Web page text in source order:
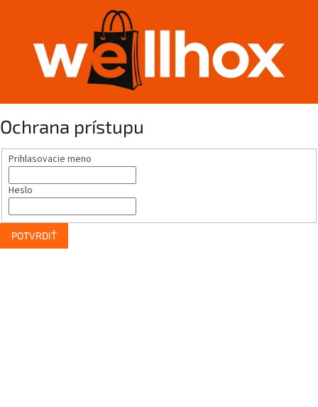
Ochrana prístupu
Prihlasovacie meno
Heslo
POTVRDIŤ